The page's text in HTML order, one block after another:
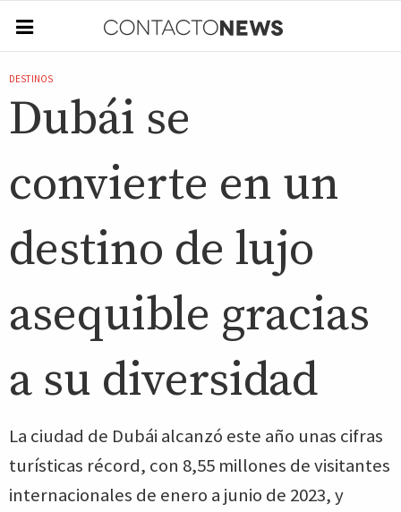
DESTINOS
Dubái se
convierte en un
destino de lujo
asequible gracias
a su diversidad
La ciudad de Dubái alcanzó este año unas cifras
turísticas récord, con 8,55 millones de visitantes
internacionales de enero a junio de 2023, y